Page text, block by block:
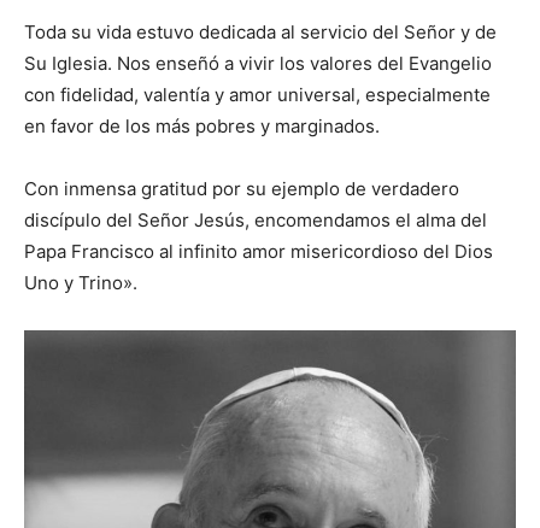
Toda su vida estuvo dedicada al servicio del Señor y de
Su Iglesia. Nos enseñó a vivir los valores del Evangelio
con fidelidad, valentía y amor universal, especialmente
en favor de los más pobres y marginados.
Con inmensa gratitud por su ejemplo de verdadero
discípulo del Señor Jesús, encomendamos el alma del
Papa Francisco al infinito amor misericordioso del Dios
Uno y Trino».